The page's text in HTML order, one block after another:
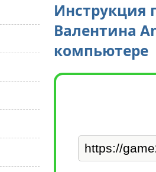
Инструкция
Валентина
компьютере